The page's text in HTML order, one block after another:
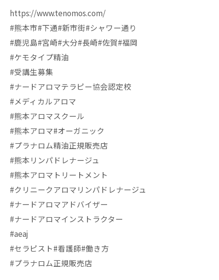
https://www.tenomos.com/
#熊本市#下通#新市街#シャワー通り
#鹿児島#宮崎#大分#長崎#佐賀#福岡
#ケモタイプ精油
#受講生募集
#ナードアロマテラピー協会認定校
#メディカルアロマ
#熊本アロマスクール
#熊本アロマ#オーガニック
#プラナロム精油正規販売店
#熊本リンパドレナージュ
#熊本アロマトリートメント
#クリニークアロマリンパドレナージュ
#ナードアロマアドバイザー
#ナードアロマインストラクター
#aeaj
#セラピスト#看護師#働き方
#プラナロム正規販売店